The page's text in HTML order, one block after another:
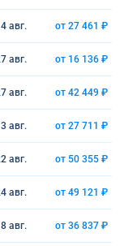
авг. от 27 461 ₽
авг. от 16 136 ₽
авг. от 42 449 ₽
авг. от 27 711 ₽
авг. от 50 355 ₽
авг. от 49 121 ₽
авг. от 36 837 ₽